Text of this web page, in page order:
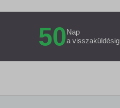
50Nap
a visszaküldésig